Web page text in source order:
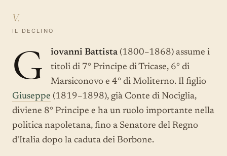
V.
IL DECLINO
G iovanni Battista (1800–1868) assume i
titoli di 7° Principe di Tricase, 6° di
Marsiconovo e 4° di Moliterno. Il figlio
Giuseppe (1819–1898), già Conte di Nociglia,
diviene 8° Principe e ha un ruolo importante nella
politica napoletana, fino a Senatore del Regno
d'Italia dopo la caduta dei Borbone.